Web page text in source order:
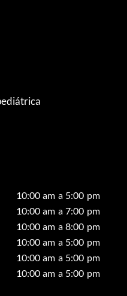
10:00 am a 5:00 pm
10:00 am a 7:00 pm
10:00 am a 8:00 pm
10:00 am a 5:00 pm
10:00 am a 5:00 pm
10:00 am a 5:00 pm